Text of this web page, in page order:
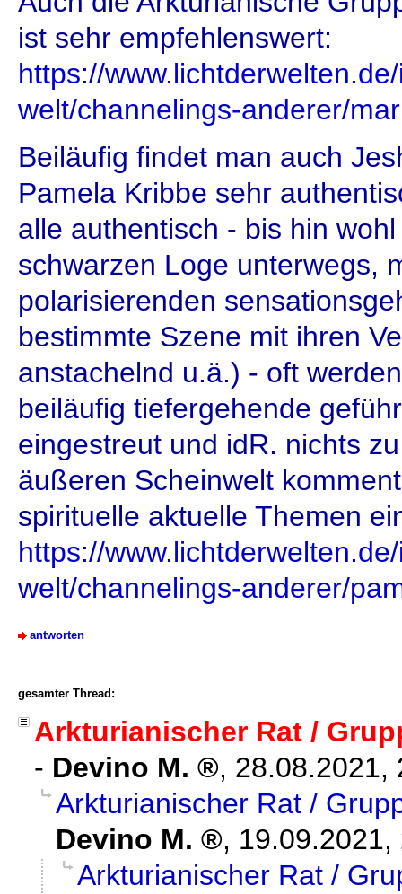
ist sehr empfehlenswert:
https://
welt/channelings-anderer/
Beiläufig findet man auch
Pamela Kribbe sehr
alle authentisch - bis hin
schwarzen Loge unterwegs,
polarisierenden
bestimmte Szene mit ihren
anstachelnd u.ä.) - oft
beiläufig tiefergehende
eingestreut und idR. nichts
äußeren Scheinwelt
spirituelle aktuelle Themen
https://
welt/channelings-anderer/
antworten
gesamter Thread:
Arkturianischer Rat /
- Devino M. , 28.08.2021,
Arkturianischer Rat /
Devino M.
, 19.09.2021,
Arkturianischer Rat /